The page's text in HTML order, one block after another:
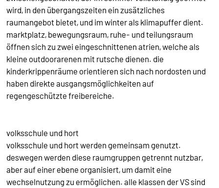
wird, in den übergangszeiten ein zusätzliches
raumangebot bietet, und im winter als klimapuffer dient.
marktplatz, bewegungsraum, ruhe- und teilungsraum
öffnen sich zu zwei eingeschnittenen atrien, welche als
kleine outdoorarenen mit rutsche dienen. die
kinderkrippenräume orientieren sich nach nordosten und
haben direkte ausgangsmöglichkeiten auf
regengeschützte freibereiche.
volksschule und hort
volksschule und hort werden gemeinsam genutzt.
deswegen werden diese raumgruppen getrennt nutzbar,
aber auf einer ebene organisiert, um damit eine
wechselnutzung zu ermöglichen. alle klassen der VS sind